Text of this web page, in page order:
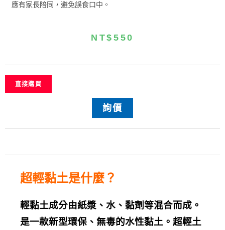
應有家長陪同，避免誤食口中。
NT$ 550
直接購買
詢價
超輕黏土是什麼？
輕黏土成分由紙漿、水、黏劑等混合而成。
是一款新型環保、無毒的水性黏土。超輕土